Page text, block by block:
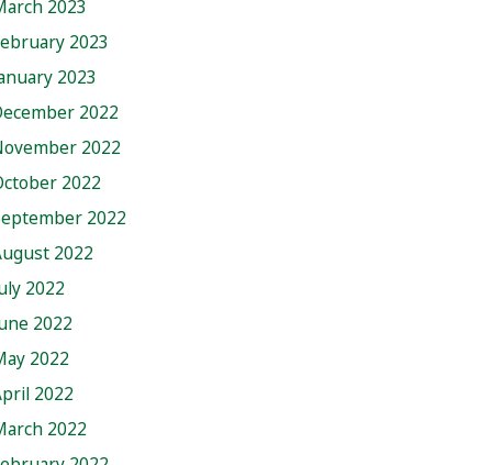
2023
2023
2023
2022
2022
2022
2022
2022
2022
2022
2022
2022
2022